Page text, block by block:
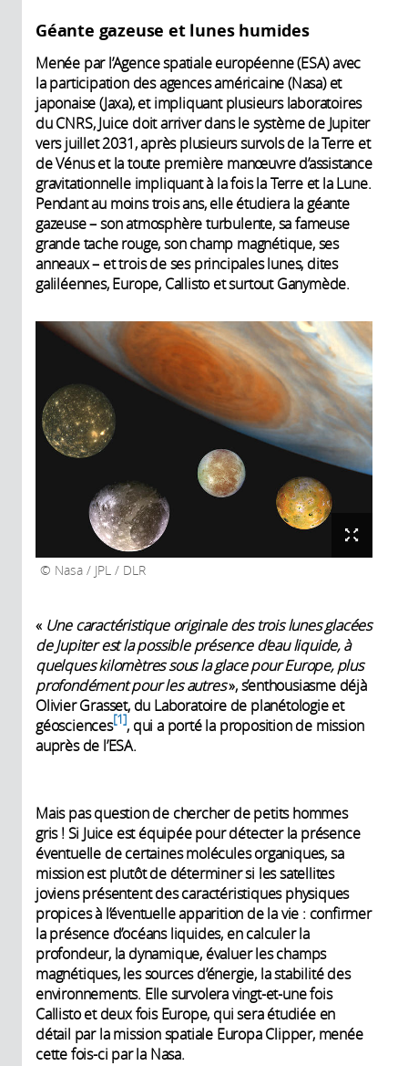
Géante gazeuse et lunes humides
Menée par l’Agence spatiale européenne (ESA) avec
la participation des agences américaine (Nasa) et
japonaise (Jaxa), et impliquant plusieurs laboratoires
du CNRS, Juice doit arriver dans le système de Jupiter
vers juillet 2031, après plusieurs survols de la Terre et
de Vénus et la toute première manœuvre d’assistance
gravitationnelle impliquant à la fois la Terre et la Lune.
Pendant au moins trois ans, elle étudiera la géante
gazeuse – son atmosphère turbulente, sa fameuse
grande tache rouge, son champ magnétique, ses
anneaux – et trois de ses principales lunes, dites
galiléennes, Europe, Callisto et surtout Ganymède.
Nasa / JPL / DLR
« Une caractéristique originale des trois lunes glacées
de Jupiter est la possible présence d’eau liquide, à
quelques kilomètres sous la glace pour Europe, plus
profondément pour les autres», s’enthousiasme déjà
Olivier Grasset, du Laboratoire de planétologie et
géosciences 1 , qui a porté la proposition de mission
auprès de l’ESA.
Mais pas question de chercher de petits hommes
gris ! Si Juice est équipée pour détecter la présence
éventuelle de certaines molécules organiques, sa
mission est plutôt de déterminer si les satellites
joviens présentent des caractéristiques physiques
propices à l’éventuelle apparition de la vie : confirmer
la présence d’océans liquides, en calculer la
profondeur, la dynamique, évaluer les champs
magnétiques, les sources d’énergie, la stabilité des
environnements. Elle survolera vingt-et-une fois
Callisto et deux fois Europe, qui sera étudiée en
détail par la mission spatiale Europa Clipper, menée
cette fois-ci par la Nasa.